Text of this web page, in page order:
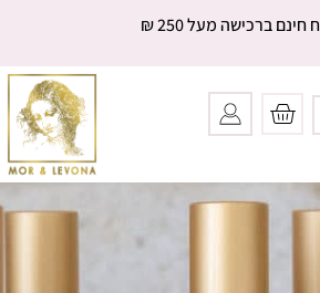
ברכישה מעל 250 ₪
עגלת
קניות